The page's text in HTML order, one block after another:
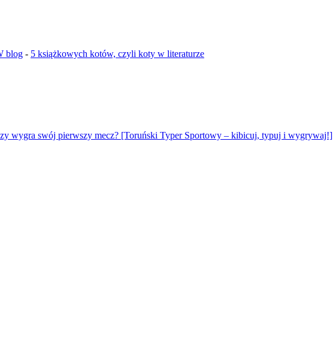
blog - 5 książkowych kotów, czyli koty w literaturze
wygra swój pierwszy mecz? [Toruński Typer Sportowy – kibicuj, typuj i wygrywaj!]